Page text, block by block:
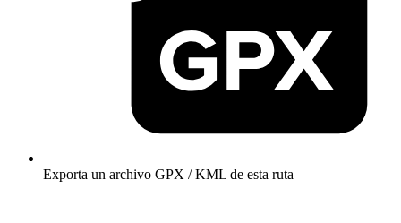
Exporta un archivo GPX / KML de esta ruta